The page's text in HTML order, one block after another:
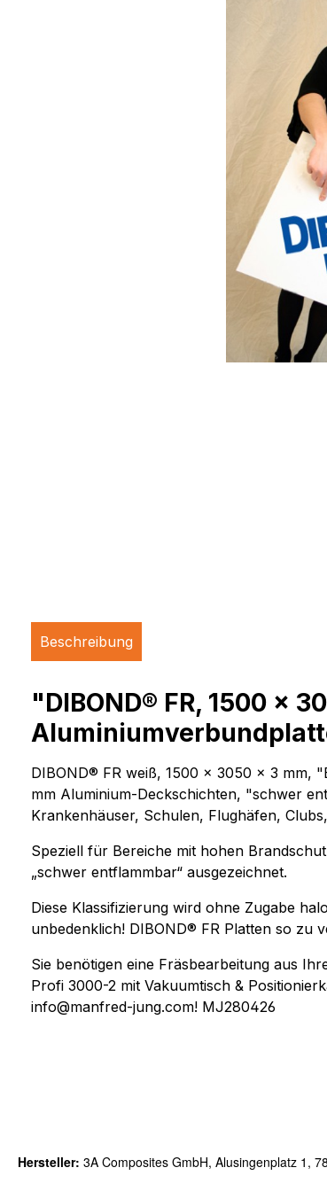
DIBOND®
DIBOND®,
gebürstete
IEASY®BOND
Beschreibung
"DIBOND® FR, 1500 x
DIBOND® FR weiß, 1500 x 3050 x 3 mm,
mm Aluminium-Deckschichten, "schwer
Krankenhäuser, Schulen, Flughäfen,
Speziell für Bereiche mit hohen
„schwer entflammbar“ ausgezeichnet.
Diese Klassifizierung wird ohne Zugabe
unbedenklich! DIBOND® FR Platten so zu
Sie benötigen eine Fräsbearbeitung aus
Profi 3000-2 mit Vakuumtisch &
info@manfred-jung.com! MJ280426
Hersteller: 3A Composites GmbH, Alusingenplatz 1,